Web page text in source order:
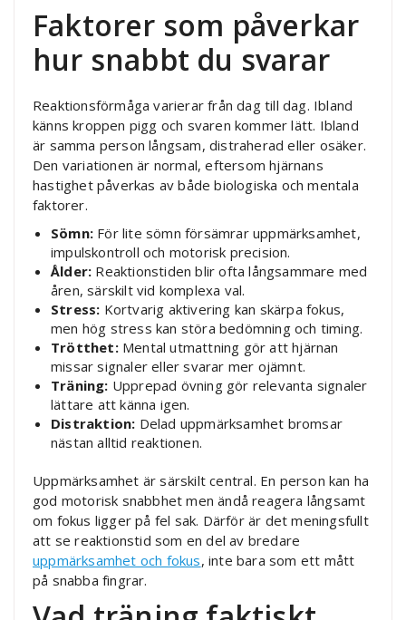
Faktorer som påverkar
hur snabbt du svarar
Reaktionsförmåga varierar från dag till dag. Ibland
känns kroppen pigg och svaren kommer lätt. Ibland
är samma person långsam, distraherad eller osäker.
Den variationen är normal, eftersom hjärnans
hastighet påverkas av både biologiska och mentala
faktorer.
Sömn: För lite sömn försämrar uppmärksamhet,
impulskontroll och motorisk precision.
Ålder: Reaktionstiden blir ofta långsammare med
åren, särskilt vid komplexa val.
Stress: Kortvarig aktivering kan skärpa fokus,
men hög stress kan störa bedömning och timing.
Trötthet:Mental utmattning gör att hjärnan
missar signaler eller svarar mer ojämnt.
Träning: Upprepad övning gör relevanta signaler
lättare att känna igen.
Distraktion: Delad uppmärksamhet bromsar
nästan alltid reaktionen.
Uppmärksamhet är särskilt central. En person kan ha
god motorisk snabbhet men ändå reagera långsamt
om fokus ligger på fel sak. Därför är det meningsfullt
att se reaktionstid som en del av bredare
uppmärksamhet och fokus, inte bara som ett mått
på snabba fingrar.